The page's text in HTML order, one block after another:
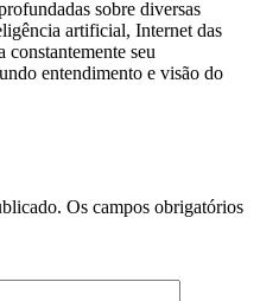
sobre diversas
artificial, Internet das
seu
entendimento e visão do
Os campos obrigatórios